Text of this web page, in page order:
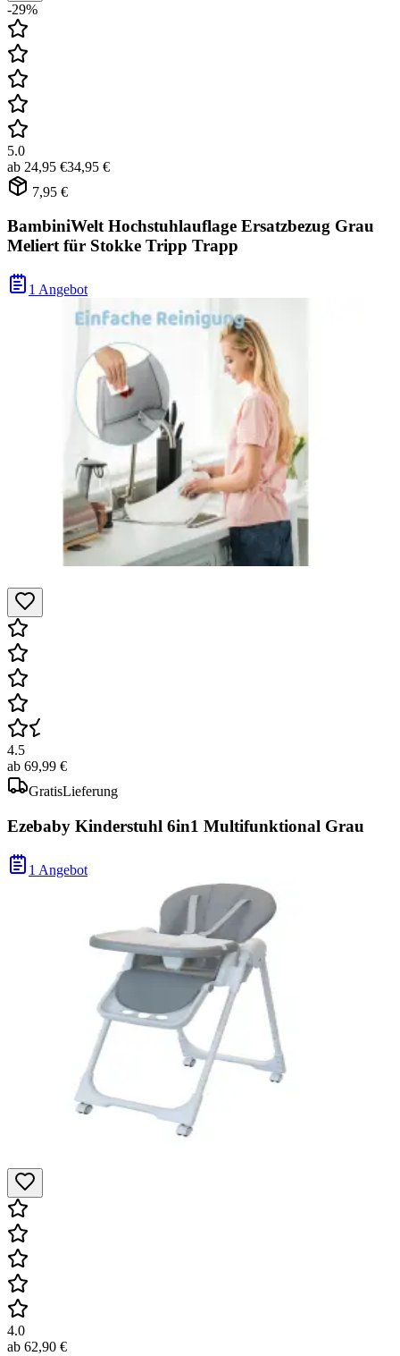
-29%
5.0
ab 24,95 €34,95 €
7,95 €
BambiniWelt Hochstuhlauflage Ersatzbezug Grau
Meliert für Stokke Tripp Trapp
1 Angebot
4.5
ab 69,99 €
GratisLieferung
Ezebaby Kinderstuhl 6in1 Multifunktional Grau
1 Angebot
4.0
ab 62,90 €